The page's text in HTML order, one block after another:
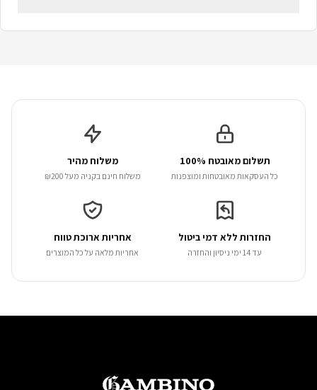
תשלום מאובטח 100%
כל העסקאות מאובטחות ומוצפנות
משלוח מהיר
משלוח חינם בקניה מעל ₪200
החזרות ללא דמי ביטול
עד 14 ימי ניסיון והחזרה
אחריות ארוכת טווח
אחריות מלאה על כל המוצרים